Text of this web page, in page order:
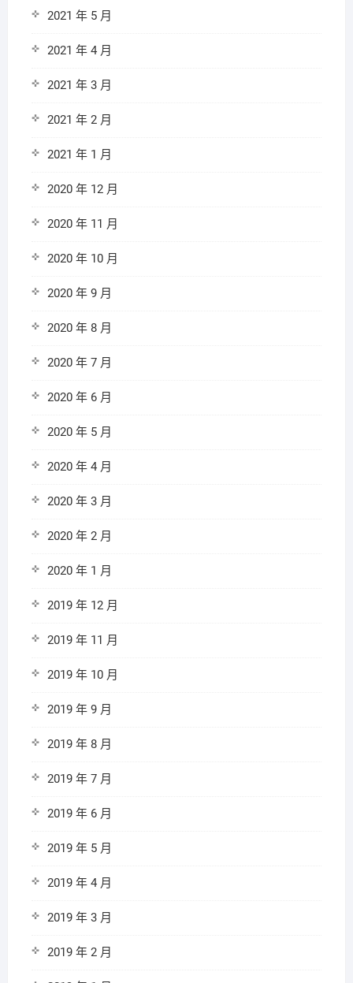
2021 年 5 月
2021 年 4 月
2021 年 3 月
2021 年 2 月
2021 年 1 月
2020 年 12 月
2020 年 11 月
2020 年 10 月
2020 年 9 月
2020 年 8 月
2020 年 7 月
2020 年 6 月
2020 年 5 月
2020 年 4 月
2020 年 3 月
2020 年 2 月
2020 年 1 月
2019 年 12 月
2019 年 11 月
2019 年 10 月
2019 年 9 月
2019 年 8 月
2019 年 7 月
2019 年 6 月
2019 年 5 月
2019 年 4 月
2019 年 3 月
2019 年 2 月